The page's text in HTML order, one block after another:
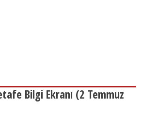
Bilgi Ekranı (2 Temmuz